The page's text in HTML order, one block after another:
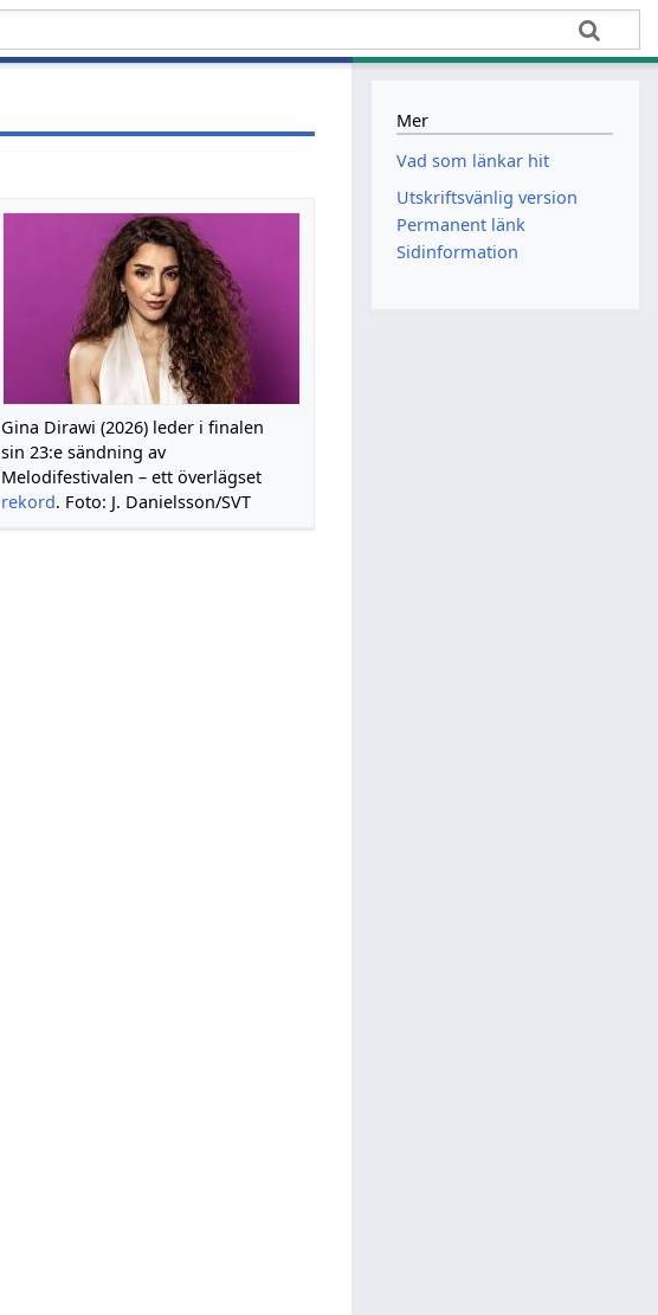
Gina Dirawi (2026) leder i finalen
sin 23:e sändning av
Melodifestivalen – ett överlägset
rekord. Foto: J. Danielsson/SVT
Mer
Vad som länkar hit
Utskriftsvänlig version
Permanent länk
Sidinformation